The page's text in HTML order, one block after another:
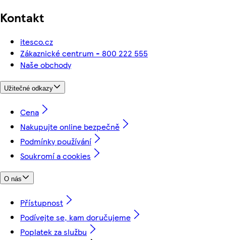
Kontakt
itesco.cz
Zákaznické centrum - 800 222 555
Naše obchody
Užitečné odkazy
Cena
Nakupujte online bezpečně
Podmínky používání
Soukromí a cookies
O nás
Přístupnost
Podívejte se, kam doručujeme
Poplatek za službu